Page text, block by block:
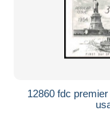
12860 fdc